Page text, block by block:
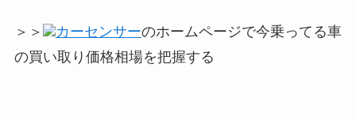
＞＞ カーセンサーのホームページで今乗ってる車
の買い取り価格相場を把握する